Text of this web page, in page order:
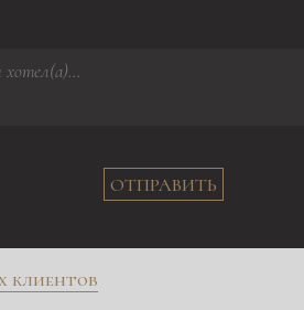
ОТПРАВИТЬ
клиентов